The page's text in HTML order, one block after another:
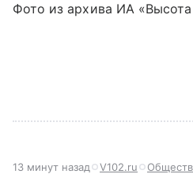
Фото из архива ИА «Высота
13 минут назад V102.ru